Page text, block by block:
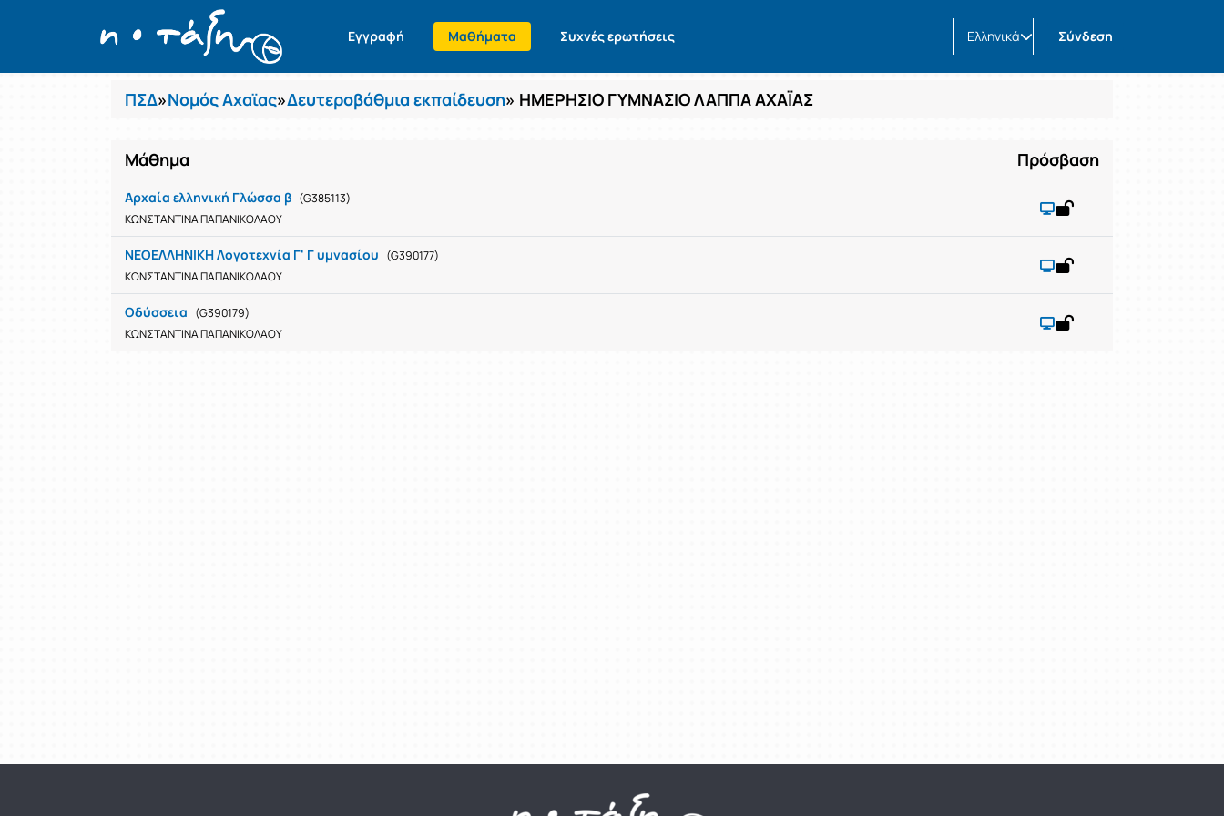
Εγγραφή Μαθήματα Συχνές ερωτήσεις Ελληνικά Σύνδεση
Μαθήματα
ΠΣΔ»Νομός Αχαϊας»Δευτεροβάθμια εκπαίδευση» ΗΜΕΡΗΣΙΟ ΓΥΜΝΑΣΙΟ ΛΑΠΠΑ ΑΧΑΪΑΣ
Μάθημα Πρόσβαση
Αρχαία ελληνική Γλώσσα β (G385113)
ΚΩΝΣΤΑΝΤΙΝΑ ΠΑΠΑΝΙΚΟΛΑΟΥ
ΝΕΟΕΛΛΗΝΙΚΗ Λογοτεχνία Γ' Γ υμνασίου (G390177)
ΚΩΝΣΤΑΝΤΙΝΑ ΠΑΠΑΝΙΚΟΛΑΟΥ
Οδύσσεια (G390179)
ΚΩΝΣΤΑΝΤΙΝΑ ΠΑΠΑΝΙΚΟΛΑΟΥ